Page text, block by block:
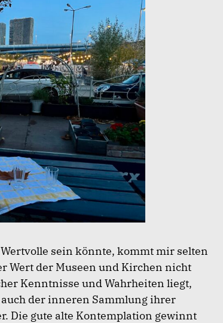
sein könnte, kommt mir selten
Wert der Museen und Kirchen nicht
Kenntnisse und Wahrheiten liegt,
der inneren Sammlung ihrer
Die gute alte Kontemplation gewinnt